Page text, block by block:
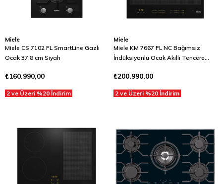
Miele
Miele CS 7102 FL SmartLine Gazlı
Ocak 37,8 cm Siyah
₺160.990,00
2 ve Üzeri %20 İndirim
Miele
Miele KM 7667 FL NC Bağımsız
İndüksiyonlu Ocak Akıllı Tencere
₺200.990,00
2 ve Üzeri %20 İndirim